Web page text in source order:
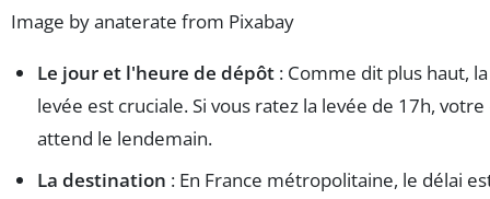
Image by anaterate from Pixabay
Le jour et l'heure de dépôt : Comme dit plus haut,
levée est cruciale. Si vous ratez la levée de 17h,
attend le lendemain.
La destination : En France métropolitaine, le délai